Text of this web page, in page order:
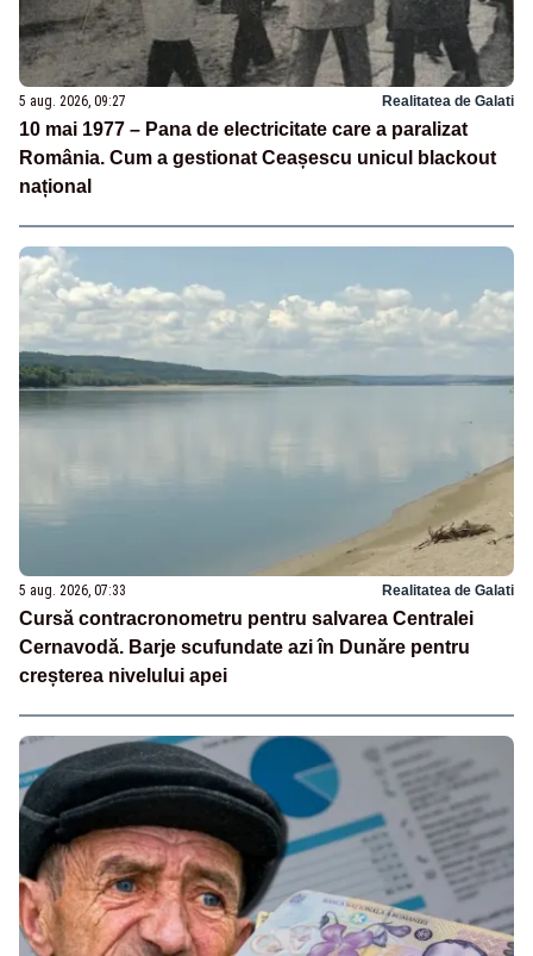
5 aug. 2026, 09:27 Realitatea de Galati
10 mai 1977 – Pana de electricitate care a paralizat
România. Cum a gestionat Ceașescu unicul blackout
național
5 aug. 2026, 07:33 Realitatea de Galati
Cursă contracronometru pentru salvarea Centralei
Cernavodă. Barje scufundate azi în Dunăre pentru
creșterea nivelului apei